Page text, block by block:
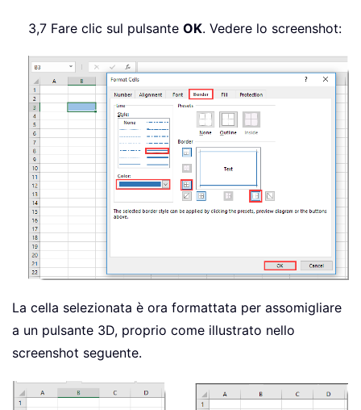
3,7 Fare clic sul pulsante OK. Vedere lo screenshot:
La cella selezionata è ora formattata per assomigliare
a un pulsante 3D, proprio come illustrato nello
screenshot seguente.